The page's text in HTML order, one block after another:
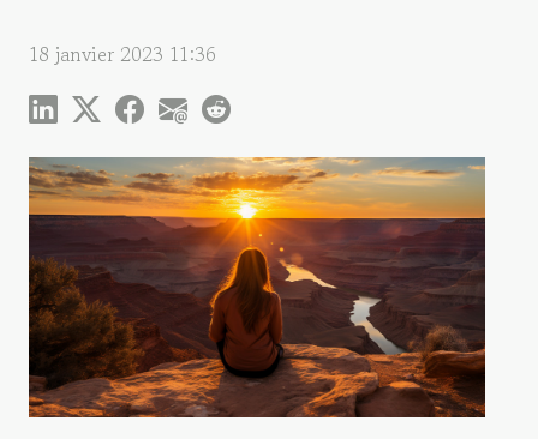
18 janvier 2023 11:36